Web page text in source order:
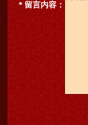
* 留言内容：